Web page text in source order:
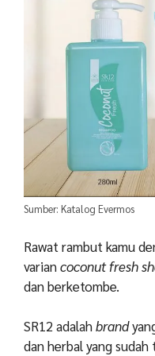
Sumber: Katalog Evermos
Rawat rambut kamu
variancoconut fresh
dan berketombe.
SR12 adalahbrand
dan herbal yang